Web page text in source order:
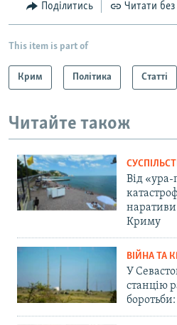
Поділитись Читати без
This item is part of
Крим Політика Статті
Читайте також
Від «ура-
наративи
Криму
ВІЙНА ТА
У
станцію